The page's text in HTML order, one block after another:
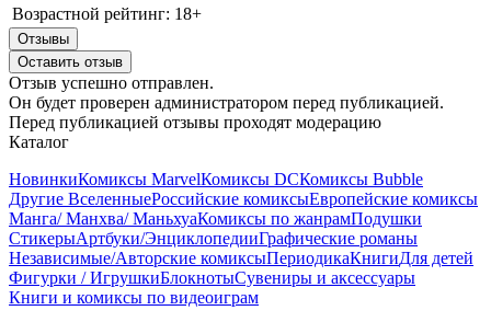
Возрастной рейтинг: 18+
Отзывы
Оставить отзыв
Отзыв успешно отправлен.
Он будет проверен администратором перед публикацией.
Перед публикацией отзывы проходят модерацию
Каталог
НовинкиКомиксы MarvelКомиксы DCКомиксы Bubble
Другие ВселенныеРоссийские комиксыЕвропейские комиксы
Манга/ Манхва/ МаньхуаКомиксы по жанрамПодушки
СтикерыАртбуки/ЭнциклопедииГрафические романы
Независимые/Авторские комиксыПериодикаКнигиДля детей
Фигурки / ИгрушкиБлокнотыСувениры и аксессуары
Книги и комиксы по видеоиграм